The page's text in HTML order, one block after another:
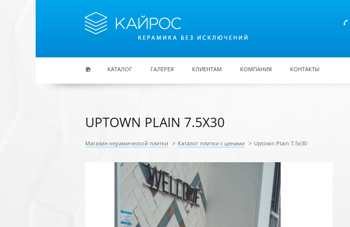
КАТАЛОГ ГАЛЕРЕЯ КЛИЕНТАМ КОМПАНИЯ КОНТАКТЫ
UPTOWN PLAIN 7.5X30
Магазин керамической плитки > Каталог плитки с ценами > Uptown Plain 7.5x30